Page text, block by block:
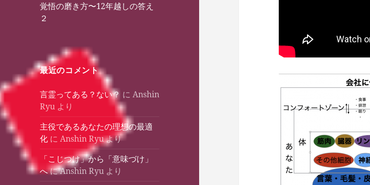
覚悟の磨き方〜12年越しの答え
２
最近のコメント
言霊ってある？ない？ にAnshin
Ryu より
主役であるあなたの理想の最適
化 にAnshin Ryuより
「こじつけ」から「意味づけ」
へにAnshin Ryu より